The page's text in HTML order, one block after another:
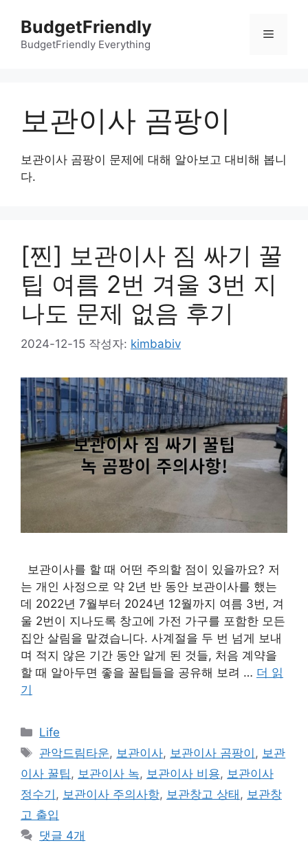
BudgetFriendly
BudgetFriendly Everything
메
보관이사 곰팡이
보관이사 곰팡이 문제에 대해 알아보고 대비해 봅니
다.
[찐] 보관이사 짐 싸기 꿀
팁 여름 2번 겨울 3번 지
나도 문제 없음 후기
2024-12-15 작성자: kimbabiv
보관이사를 할 때 어떤 주의할 점이 있을까요? 저
는 개인 사정으로 약 2년 반 동안 보관이사를 했는
데 2022년 7월부터 2024년 12월까지 여름 3번, 겨
울 2번이 지나도록 창고에 가전 가구를 포함한 모든
집안 살림을 맡겼습니다. 사계절을 두 번 넘게 보내
며 적지 않은 기간 동안 알게 된 것들, 처음 계약을
할 때 알아두면 좋을 꿀팁들을 공유해 보려 … 더 읽
기
카
테
리
Life
태
그
관악드림타운, 보관이사, 보관이사 곰팡이 , 보관
이사 꿀팁, 보관이사 녹, 보관이사 비용, 보관이사
정수기 , 보관이사 주의사항, 보관창고 상태 , 보관창
고 출입
댓글 4개